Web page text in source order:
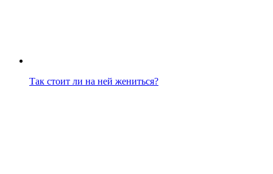
Так стоит ли на ней жениться?